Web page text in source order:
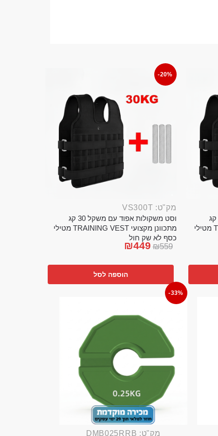
וסט משקולות אפוד עם משקל 20 קג
מתכוונן מקצועי TRAINING VEST מטילי
-20%
מק"ט: VS300T
וסט משקולות אפוד עם משקל 30 קג
מתכוונן מקצועי TRAINING VEST מטילי
כסף לא שק חול
₪559
₪449
הוספה לסל
-33%
מק"ט: DMB025RRB